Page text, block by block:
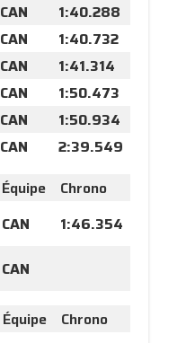
CAN
1:40.288
CAN
1:40.732
CAN
1:41.314
CAN
1:50.473
CAN
1:50.934
CAN
2:39.549
Équipe
Chrono
CAN
1:46.354
CAN
Équipe
Chrono